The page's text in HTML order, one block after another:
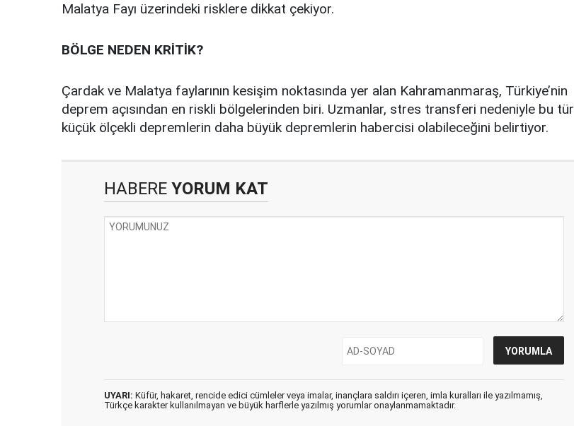
Malatya Fayı üzerindeki risklere dikkat çekiyor.
BÖLGE NEDEN KRİTİK?
Çardak ve Malatya faylarının kesişim noktasında yer alan Kahramanmaraş, Türkiye’nin
deprem açısından en riskli bölgelerinden biri. Uzmanlar, stres transferi nedeniyle bu tür
küçük ölçekli depremlerin daha büyük depremlerin habercisi olabileceğini belirtiyor.
HABERE YORUM KAT
UYARI: Küfür, hakaret, rencide edici cümleler veya imalar, inançlara saldırı içeren, imla kuralları ile yazılmamış,
Türkçe karakter kullanılmayan ve büyük harflerle yazılmış yorumlar onaylanmamaktadır.